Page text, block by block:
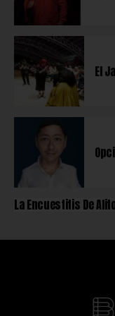
El
La Encuestitis De